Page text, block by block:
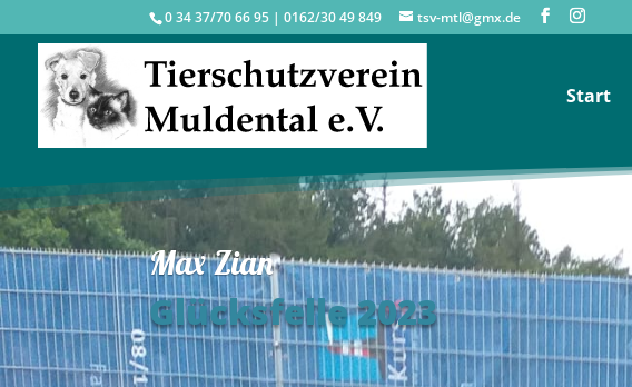
0 34 37/70 66 95 | 0162/30 49 849 tsv-mtl@gmx.de
Start
Max Zian
Glücksfelle 2023